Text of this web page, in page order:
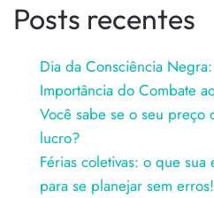
Posts recentes
Dia da Consciência
Importância do Combate
Você sabe se o seu preço
lucro?
Férias coletivas: o que
para se planejar sem erros!